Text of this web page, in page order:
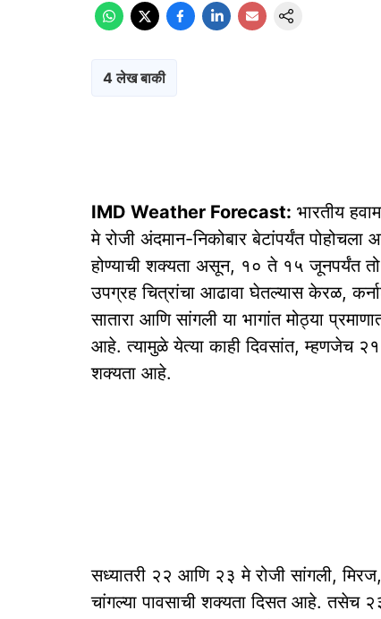
4 लेख बाकी
IMD Weather Forecast: भारतीय
मे रोजी अंदमान-निकोबार बेटांपर्यंत
होण्याची शक्यता असून, १० ते १५ जूनपर्यंत
उपग्रह चित्रांचा आढावा घेतल्यास केरळ,
सातारा आणि सांगली या भागांत मोठ्या
आहे. त्यामुळे येत्या काही दिवसांत, म्हणजेच २१
शक्यता आहे.
सध्यातरी २२ आणि २३ मे रोजी सांगली,
चांगल्या पावसाची शक्यता दिसत आहे. तसेच